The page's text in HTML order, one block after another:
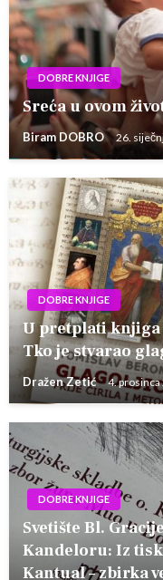
DOBRE KNJIGE
Sreća u ovom
Biram DOBRO 26.
DOBRE KNJIGE
U pretplati knjiga
Tko je stvarao
Dražen Zetić 4. prosinca
DOBRE KNJIGE
Svetište Bl.
Kandeloru: Iz
Kantual – zbirka